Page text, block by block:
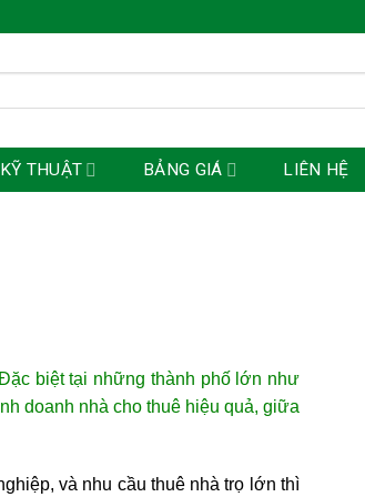
THUẬT BẢNG GIÁ LIÊN HỆ
biệt tại những thành phố lớn như
doanh nhà cho thuê hiệu quả, giữa
và nhu cầu thuê nhà trọ lớn thì